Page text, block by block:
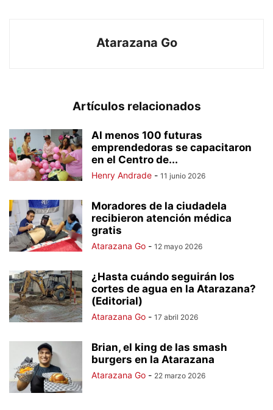
Atarazana Go
Artículos relacionados
Al menos 100 futuras
emprendedoras se capacitaron
en el Centro de...
Henry Andrade - 11 junio 2026
Moradores de la ciudadela
recibieron atención médica
gratis
Atarazana Go - 12 mayo 2026
¿Hasta cuándo seguirán los
cortes de agua en la Atarazana?
(Editorial)
Atarazana Go - 17 abril 2026
Brian, el king de las smash
burgers en la Atarazana
Atarazana Go - 22 marzo 2026